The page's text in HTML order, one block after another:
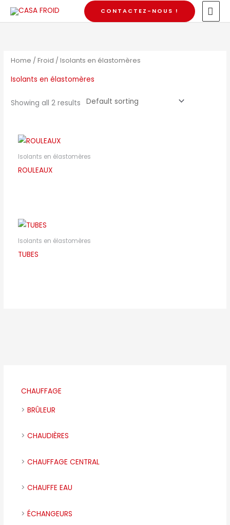
Skip
CONTACTEZ-NOUS !
CHAUFFAGE
BRÛLEUR
CHAUDIÈRES
CHAUFFAGE CENTRAL
CHAUFFE EAU
ÉCHANGEURS
Home /Froid / Isolants en élastomères
Isolants en élastomères
Showing all 2 results
Isolants en élastomères
ROULEAUX
Isolants en élastomères
TUBES